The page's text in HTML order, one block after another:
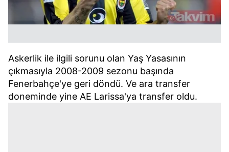
Askerlik ile ilgili sorunu olan Yaş Yasasının
çıkmasıyla 2008-2009 sezonu başında
Fenerbahçe'ye geri döndü. Ve ara transfer
doneminde yine AE Larissa'ya transfer oldu.